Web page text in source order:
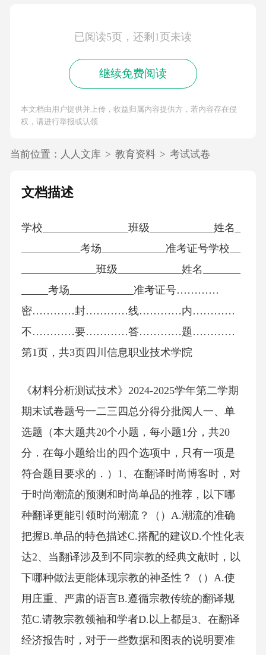
已阅读5页，还剩1页未读
继续免费阅读
本文档由用户提供并上传，收益归属内容提供方，若内容存在侵
权，请进行举报或认领
当前位置： 人人文库 > 教育资料 > 考试试卷
文档描述
学校________________班级____________姓名_
___________考场____________准考证号学校__
______________班级____________姓名_______
_____考场____________准考证号…………
密…………封…………线…………内…………
不…………要…………答…………题…………
第1页，共3页四川信息职业技术学院
《材料分析测试技术》2024-2025学年第二学期
期末试卷题号一二三四总分得分批阅人一、单
选题（本大题共20个小题，每小题1分，共20
分．在每小题给出的四个选项中，只有一项是
符合题目要求的．）1、在翻译时尚博客时，对
于时尚潮流的预测和时尚单品的推荐，以下哪
种翻译更能引领时尚潮流？（）A.潮流的准确
把握B.单品的特色描述C.搭配的建议D.个性化表
达2、当翻译涉及到不同宗教的经典文献时，以
下哪种做法更能体现宗教的神圣性？（）A.使
用庄重、严肃的语言B.遵循宗教传统的翻译规
范C.请教宗教领袖和学者D.以上都是3、在翻译
经济报告时，对于一些数据和图表的说明要准